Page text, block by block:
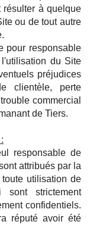
résulter à quelque
ou de tout autre
pour responsable
du Site
préjudices
clientèle, perte
commercial
de Tiers.
responsable de
attribués par la
utilisation de
sont strictement
confidentiels.
réputé avoir été